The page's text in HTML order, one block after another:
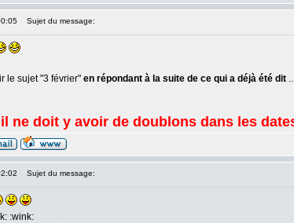
Sujet du message:
le sujet "3 février" en répondant à la suite de ce qui a déjà été dit
ne doit y avoir de doublons dans les
Sujet du message:
:wink: